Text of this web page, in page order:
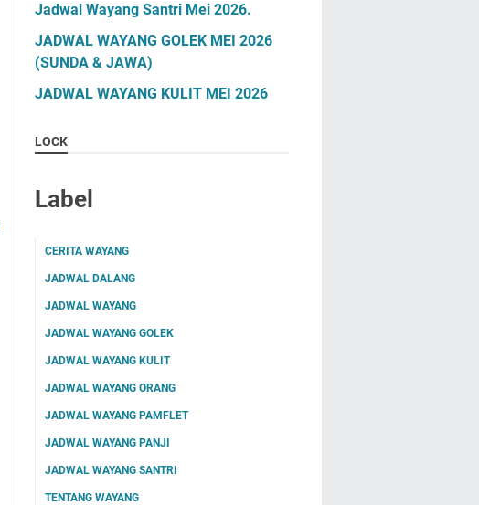
Jadwal Wayang Santri Mei 2026.
JADWAL WAYANG GOLEK MEI 2026
(SUNDA & JAWA)
JADWAL WAYANG KULIT MEI 2026
LOCK
Label
CERITA WAYANG
JADWAL DALANG
JADWAL WAYANG
JADWAL WAYANG GOLEK
JADWAL WAYANG KULIT
JADWAL WAYANG ORANG
JADWAL WAYANG PAMFLET
JADWAL WAYANG PANJI
JADWAL WAYANG SANTRI
TENTANG WAYANG